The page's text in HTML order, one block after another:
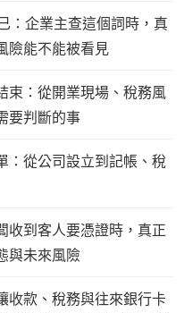
：企業主查這個詞時，真
險能不能被看見
束：從開業現場、稅務風
要判斷的事
：從公司設立到記帳、稅
收到客人要憑證時，真正
與未來風險
收款、稅務與往來銀行卡